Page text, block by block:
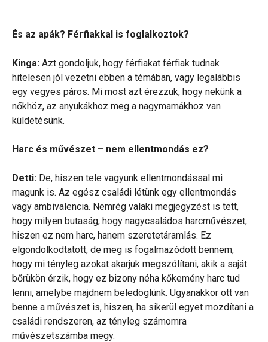
És az apák? Férfiakkal is foglalkoztok?
Kinga: Azt gondoljuk, hogy férfiakat férfiak tudnak
hitelesen jól vezetni ebben a témában, vagy legalábbis
egy vegyes páros. Mi most azt érezzük, hogy nekünk a
nőkhöz, az anyukákhoz meg a nagymamákhoz van
küldetésünk.
Harc és művészet – nem ellentmondás ez?
Detti: De, hiszen tele vagyunk ellentmondással mi
magunk is. Az egész családi létünk egy ellentmondás
vagy ambivalencia. Nemrég valaki megjegyzést is tett,
hogy milyen butaság, hogy nagycsaládos harcművészet,
hiszen ez nem harc, hanem szeretetáramlás. Ez
elgondolkodtatott, de meg is fogalmazódott bennem,
hogy mi tényleg azokat akarjuk megszólítani, akik a saját
bőrükön érzik, hogy ez bizony néha kőkemény harc tud
lenni, amelybe majdnem beledöglünk. Ugyanakkor ott van
benne a művészet is, hiszen, ha sikerül egyet mozdítani a
családi rendszeren, az tényleg számomra
művészetszámba megy.